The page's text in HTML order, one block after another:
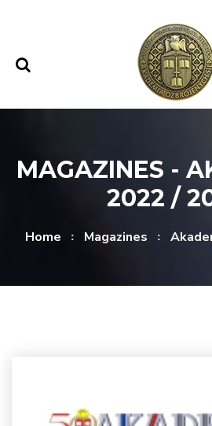
MAGAZINES -
2022 /
Home Magazines